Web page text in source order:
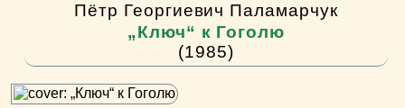
Пётр Георгиевич Паламарчук
„Ключ“ к Гоголю
(1985)